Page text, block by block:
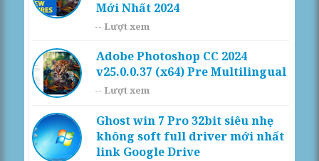
Mới Nhất 2024
-- Lượt xem
Adobe Photoshop CC 2024
v25.0.0.37 (x64) Pre Multilingual
-- Lượt xem
Ghost win 7 Pro 32bit siêu nhẹ
không soft full driver mới nhất
link Google Drive